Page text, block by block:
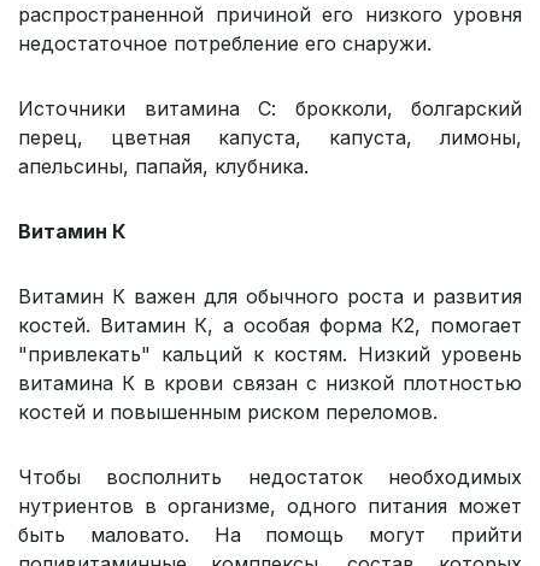
распространенной причиной его низкого уровня
недостаточное потребление его снаружи.
Источники витамина С: брокколи, болгарский
перец, цветная капуста, капуста, лимоны,
апельсины, папайя, клубника.
Витамин К
Витамин К важен для обычного роста и развития
костей. Витамин К, а особая форма К2, помогает
"привлекать" кальций к костям. Низкий уровень
витамина К в крови связан с низкой плотностью
костей и повышенным риском переломов.
Чтобы восполнить недостаток необходимых
нутриентов в организме, одного питания может
быть маловато. На помощь могут прийти